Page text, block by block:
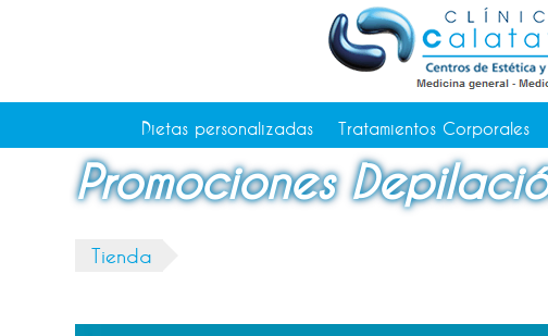
Dietas personalizadas Tratamientos Corporales
Consejos de salud
Promociones
Tienda